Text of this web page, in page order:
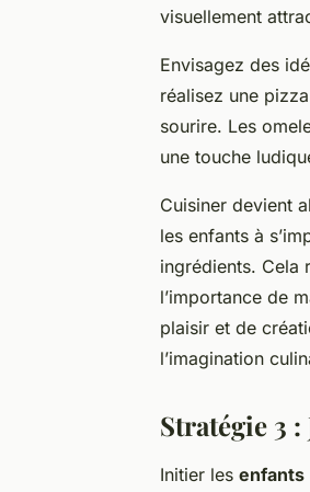
visuellement
Envisagez des
réalisez une
sourire. Les
une touche
Cuisiner devient
les enfants à
ingrédients. Cela
l’importance de
plaisir et de
l’imagination
Stratégie 3
Initier les enfants